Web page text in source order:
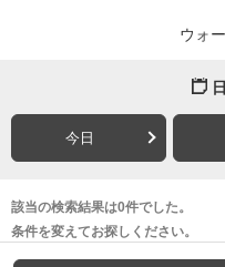
ウォ
今日
該当の検索結果は0件でした。
条件を変えてお探しください。